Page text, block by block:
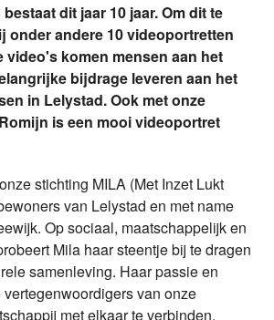
dit jaar 10 jaar. Om dit te
onder andere 10 videoportretten
video's komen mensen aan het
bijdrage leveren aan het
in Lelystad. Ook met onze
is een mooi videoportret
stichting MILA (Met Inzet Lukt
van Lelystad en met name
Op sociaal, maatschappelijk en
Mila haar steentje bij te dragen
samenleving. Haar passie en
van onze
met elkaar te verbinden.